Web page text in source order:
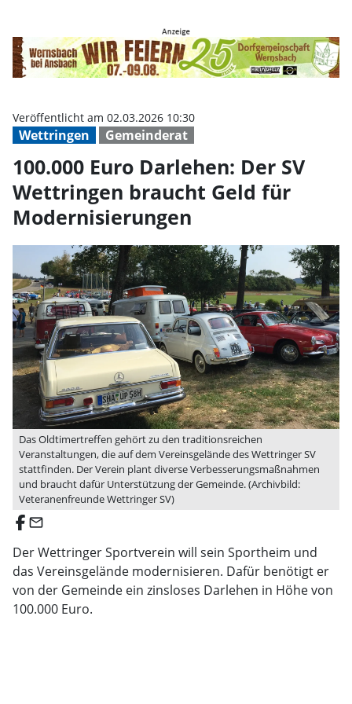
Wettringen Gemeinderat
Veröffentlicht am 02.03.2026 10:30
100.000 Euro Darlehen: Der SV
Wettringen braucht Geld für
Modernisierungen
Das Oldtimertreffen gehört zu den traditionsreichen
Veranstaltungen, die auf dem Vereinsgelände des Wettringer SV
stattfinden. Der Verein plant diverse Verbesserungsmaßnahmen
und braucht dafür Unterstützung der Gemeinde. (Archivbild:
Veteranenfreunde Wettringer SV)
email
Der Wettringer Sportverein will sein Sportheim und
das Vereinsgelände modernisieren. Dafür benötigt er
von der Gemeinde ein zinsloses Darlehen in Höhe von
100.000 Euro.